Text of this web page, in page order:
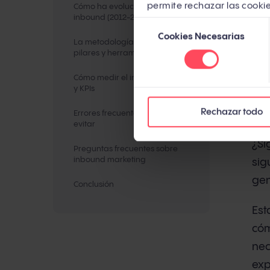
permite rechazar las
consentimiento
Cookies Necesarias
Rechazar todo
Cómo ha evolucionado el
inbound (2012-2026)
La metodología inbound: fases,
pilares y herramientas
Cómo medir el inbound: métricas
y KPIs
Errores frecuentes que debes
evitar
Preguntas frecuentes sobre
inbound marketing
Conclusión